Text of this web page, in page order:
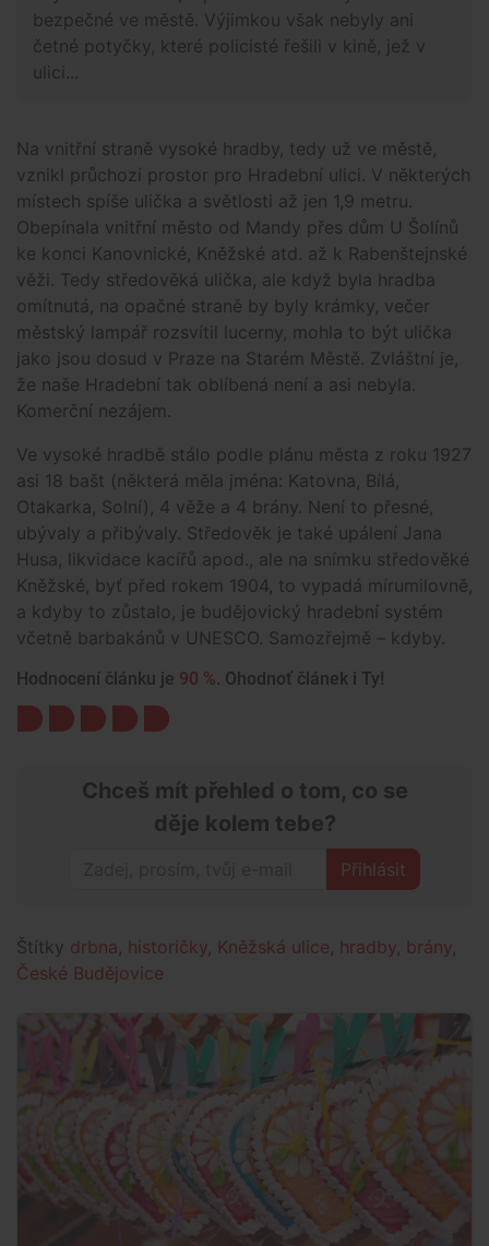
bezpečné ve městě. Výjimkou však nebyly ani
četné potyčky, které policisté řešili v kině, jež v
ulici...
Na vnitřní straně vysoké hradby, tedy už ve městě,
vznikl průchozí prostor pro Hradební ulici. V některých
místech spíše ulička a světlosti až jen 1,9 metru.
Obepínala vnitřní město od Mandy přes dům U Šolínů
ke konci Kanovnické, Kněžské atd. až k Rabenštejnské
věži. Tedy středověká ulička, ale když byla hradba
omítnutá, na opačné straně by byly krámky, večer
městský lampář rozsvítil lucerny, mohla to být ulička
jako jsou dosud v Praze na Starém Městě. Zvláštní je,
že naše Hradební tak oblíbená není a asi nebyla.
Komerční nezájem.
Ve vysoké hradbě stálo podle plánu města z roku 1927
asi 18 bašt (některá měla jména: Katovna, Bílá,
Otakarka, Solní), 4 věže a 4 brány. Není to přesné,
ubývaly a přibývaly. Středověk je také upálení Jana
Husa, likvidace kacířů apod., ale na snímku středověké
Kněžské, byť před rokem 1904, to vypadá mírumilovně,
a kdyby to zůstalo, je budějovický hradební systém
včetně barbakánů v UNESCO. Samozřejmě – kdyby.
Hodnocení článku je 90 %. Ohodnoť článek i Ty!
Chceš mít přehled o tom, co se
děje kolem tebe?
Přihlásit
Štítky drbna historičky Kněžská ulice hradby brány
České Budějovice